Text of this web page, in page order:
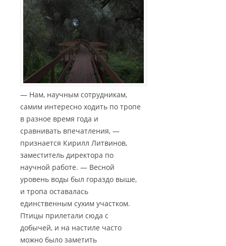
— Нам, научным сотрудникам,
самим интересно ходить по тропе
в разное время года и
сравнивать впечатления, —
признается Кирилл Литвинов,
заместитель директора по
научной работе. — Весной
уровень воды был гораздо выше,
и тропа оставалась
единственным сухим участком.
Птицы прилетали сюда с
добычей, и на настиле часто
можно было заметить